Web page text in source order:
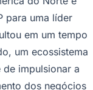
do Ano do
por